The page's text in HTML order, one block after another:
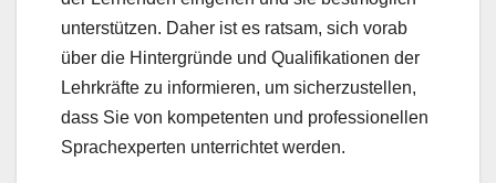
unterstützen. Daher ist es ratsam, sich vorab
über die Hintergründe und Qualifikationen der
Lehrkräfte zu informieren, um sicherzustellen,
dass Sie von kompetenten und professionellen
Sprachexperten unterrichtet werden.